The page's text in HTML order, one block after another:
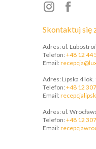
Skontaktuj się
Adres: ul.
Telefon: +48 12 44
Email:
Adres: Lipska 4
Telefon: +48 12
​Email:
Adres: ul.
Telefon: +48 12
​Email: